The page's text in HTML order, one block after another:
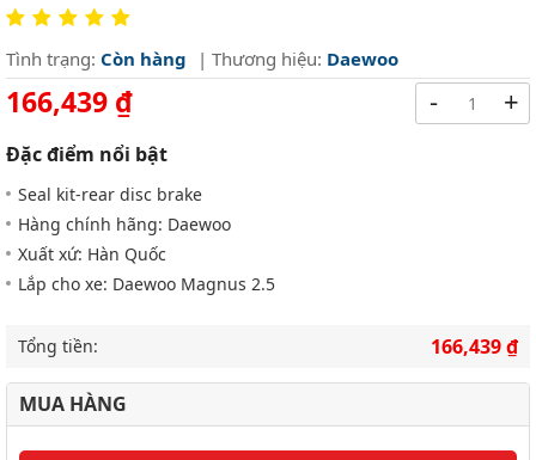
Tình trạng: Còn hàng | Thương hiệu: Daewoo
166,439 ₫
Đặc điểm nổi bật
Seal kit-rear disc brake
Hàng chính hãng: Daewoo
Xuất xứ: Hàn Quốc
Lắp cho xe: Daewoo Magnus 2.5
- +
Tổng tiền: 166,439 ₫
MUA HÀNG